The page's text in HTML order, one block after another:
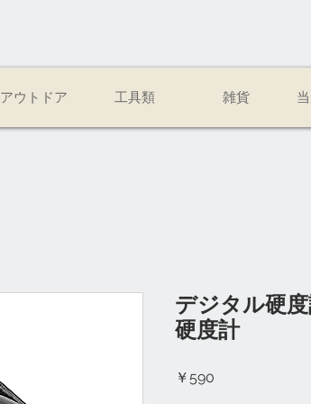
アウトドア 工具類 雑貨
デジタル硬
硬度計
￥590